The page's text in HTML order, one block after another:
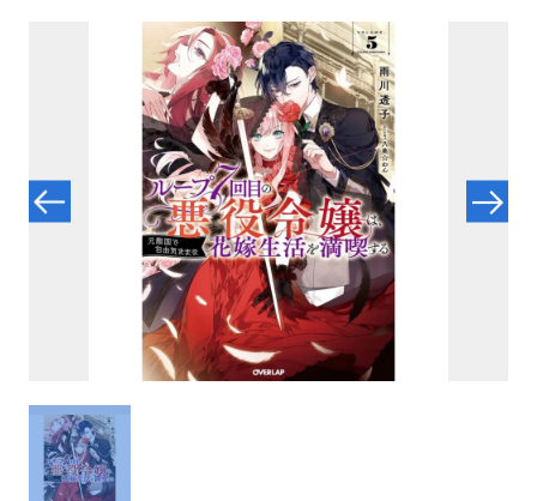
鉄道・バス
コミック・ラノベ
プロレス
ミリタリー